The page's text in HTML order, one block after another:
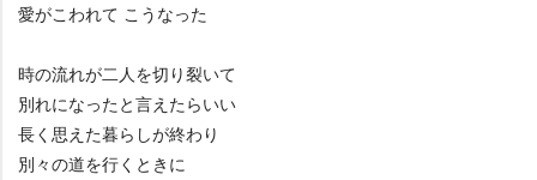
愛がこわれて こうなった
時の流れが二人を切り裂いて
別れになったと言えたらいい
長く思えた暮らしが終わり
別々の道を行くときに